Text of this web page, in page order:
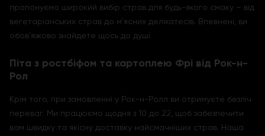
пропонуємо широкий вибір страв для будь-якого смаку – від
вегетаріанських страв до м'ясних делікатесів. Впевнені, ви
обов'язково знайдете щось до душі.
Піта з ростбіфом та картоплею Фрі від Рок-н-
Рол
Крім того, при замовленні у Рок-н-Ролл ви отримуєте безліч
переваг. Ми працюємо щодня з 10 до 22, щоб забезпечити
вам швидку та якісну доставку найсмачніших страв. Наша